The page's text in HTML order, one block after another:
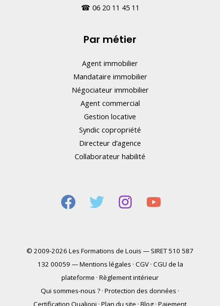
☎ 06 20 11 45 11
Par métier
Agent immobilier
Mandataire immobilier
Négociateur immobilier
Agent commercial
Gestion locative
Syndic copropriété
Directeur d’agence
Collaborateur habilité
© 2009-2026 Les Formations de Louis — SIRET 510 587
132 00059 —Mentions légales · CGV· CGU de la
plateforme · Règlement intérieur
Qui sommes-nous ? · Protection des données ·
Certification Qualiopi · Plan du site · Blog · Paiement